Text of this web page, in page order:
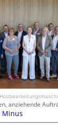
anziehende
Minus